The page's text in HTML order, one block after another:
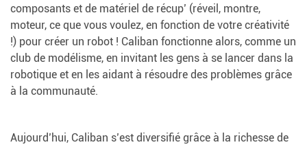
composants et de matériel de récup’ (réveil, montre,
moteur, ce que vous voulez, en fonction de votre créativité
!) pour créer un robot ! Caliban fonctionne alors, comme un
club de modélisme, en invitant les gens à se lancer dans la
robotique et en les aidant à résoudre des problèmes grâce
à la communauté.
Aujourd’hui, Caliban s’est diversifié grâce à la richesse de